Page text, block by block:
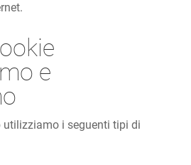
e
utilizziamo i seguenti tipi di